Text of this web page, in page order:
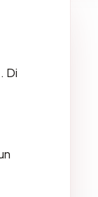
Di